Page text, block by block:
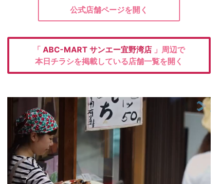
公式店舗ページを開く
「 ABC-MART サンエー宜野湾店 」周辺で
本日チラシを掲載している店舗一覧を開く